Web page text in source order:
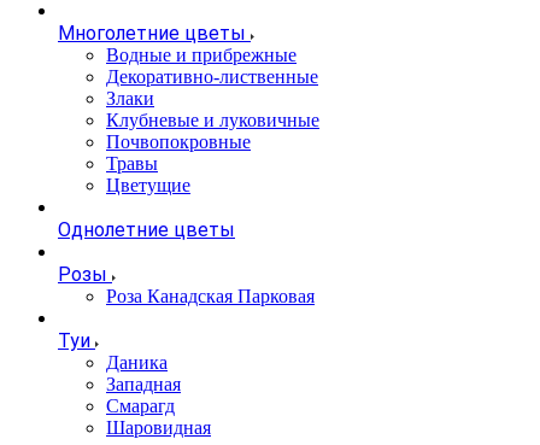
Многолетние цветы
Водные и прибрежные
Декоративно-лиственные
Злаки
Клубневые и луковичные
Почвопокровные
Травы
Цветущие
Однолетние цветы
Розы
Роза Канадская Парковая
Туи
Даника
Западная
Смарагд
Шаровидная